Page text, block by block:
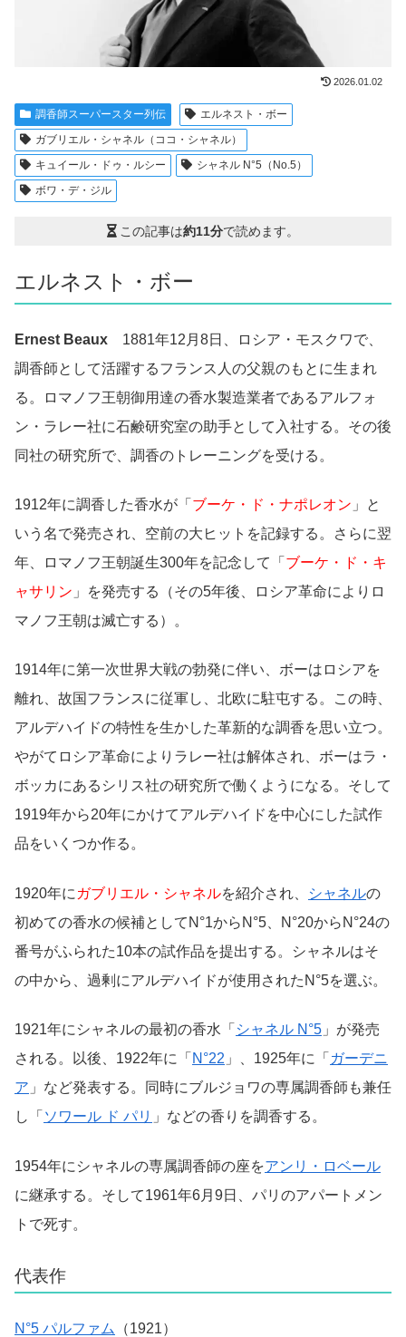
2026.01.02
調香師スーパースター列伝
エルネスト・ボー
ガブリエル・シャネル（ココ・シャネル）
キュイール・ドゥ・ルシー
シャネル N°5（No.5）
ボワ・デ・ジル
この記事は約11分で読めます。
エルネスト・ボー
Ernest Beaux 1881年12月8日、ロシア・モスクワで、
調香師として活躍するフランス人の父親のもとに生まれ
る。ロマノフ王朝御用達の香水製造業者であるアルフォ
ン・ラレー社に石鹸研究室の助手として入社する。その後
同社の研究所で、調香のトレーニングを受ける。
1912年に調香した香水が「 ブーケ・ド・ナポレオン 」と
いう名で発売され、空前の大ヒットを記録する。さらに翌
年、ロマノフ王朝誕生300年を記念して「 ブーケ・ド・キ
ャサリン 」を発売する（その5年後、ロシア革命によりロ
マノフ王朝は滅亡する）。
1914年に第一次世界大戦の勃発に伴い、ボーはロシアを
離れ、故国フランスに従軍し、北欧に駐屯する。この時、
アルデハイドの特性を生かした革新的な調香を思い立つ。
やがてロシア革命によりラレー社は解体され、ボーはラ・
ボッカにあるシリス社の研究所で働くようになる。そして
1919年から20年にかけてアルデハイドを中心にした試作
品をいくつか作る。
1920年に ガブリエル・シャネルを紹介され、 シャネルの
初めての香水の候補としてN°1からN°5、N°20からN°24の
番号がふられた10本の試作品を提出する。シャネルはそ
の中から、過剰にアルデハイドが使用されたN°5を選ぶ。
1921年にシャネルの最初の香水「 シャネル N°5 」が発売
される。以後、1922年に「 N°22 」、1925年に「 ガーデニ
ア 」など発表する。同時にブルジョワの専属調香師も兼任
し「 ソワール ド パリ 」などの香りを調香する。
1954年にシャネルの専属調香師の座をアンリ・ロベール
に継承する。そして1961年6月9日、パリのアパートメン
トで死す。
代表作
N°5 パルファム
（1921）